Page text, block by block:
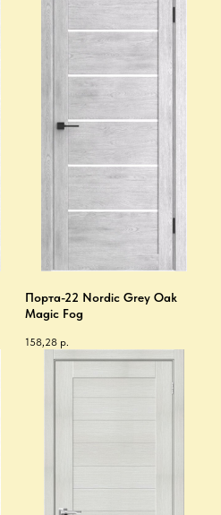
Порта-22 Nordic Grey Oak
Magic Fog
158,28 р.